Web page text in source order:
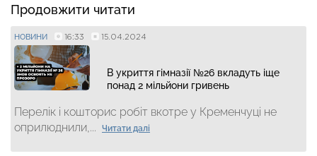
Продовжити читати
НОВИНИ 16:33 15.04.2024
В укриття гімназії №26 вкладуть іще
понад 2 мільйони гривень
Перелік і кошторис робіт вкотре у Кременчуці не
оприлюднили,...
Читати далі